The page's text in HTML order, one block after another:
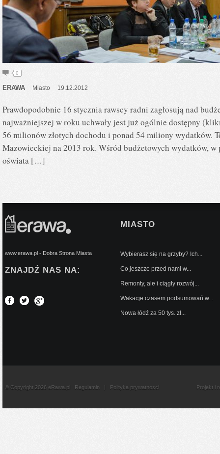
0
ERAWA Miasto 19.12.2012
Prawdopodobnie 16 stycznia rawscy radni zagłosują nad
najważniejszej w roku uchwały jest już ogólnie dostępny
56 milionów złotych dochodu i ponad 54 miliony wydatków.
Mazowieckiej na 2013 rok. Wśród budżetowych wydatków, w
oświata […]
www.erawa.pl - Dobra Strona Miasta
ZNAJDŹ NAS NA:
MIASTO
Wybierasz się na grzyby? Ich...
Co jeszcze przed nami w...
Remonty, ale i ciągły rozwój...
Wakacje czasem podsumowań w...
Nowa łódź za 50 tys. zł...
© Copyright 2026 eRawa.pl Regulamin | Polityka prywatnosci Projekt i